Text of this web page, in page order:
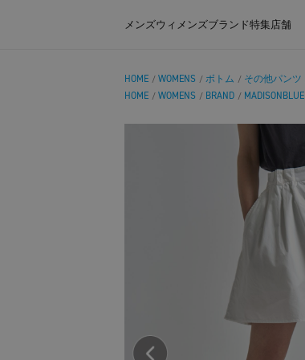
メンズウィメンズブランド特集店舗
HOME / WOMENS / ボトム / その他パンツ
HOME / WOMENS / BRAND / MADISONBLUE